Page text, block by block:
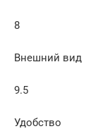
8
Внешний вид
9.5
Удобство